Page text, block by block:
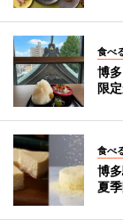
食べ
博
限
食べ
博
夏